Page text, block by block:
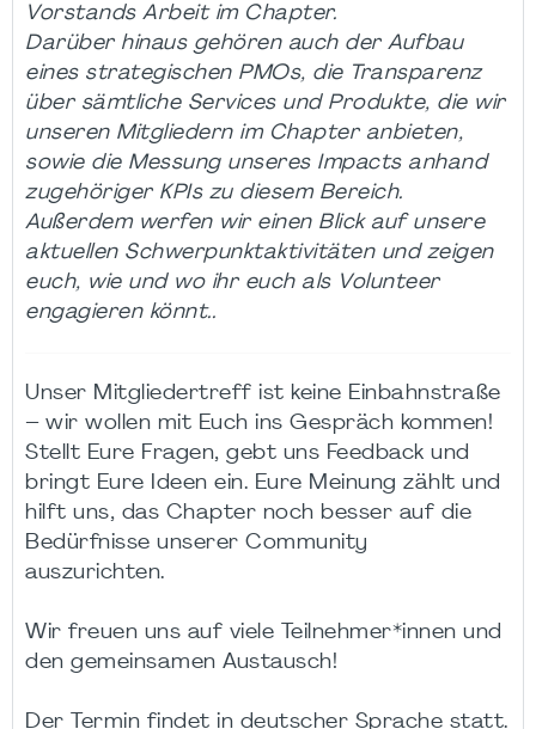
Vorstands Arbeit im Chapter.
Darüber hinaus gehören auch der Aufbau
eines strategischen PMOs, die Transparenz
über sämtliche Services und Produkte, die wir
unseren Mitgliedern im Chapter anbieten,
sowie die Messung unseres Impacts anhand
zugehöriger KPIs zu diesem Bereich.
Außerdem werfen wir einen Blick auf unsere
aktuellen Schwerpunktaktivitäten und zeigen
euch, wie und wo ihr euch als Volunteer
engagieren könnt..
Unser Mitgliedertreff ist keine Einbahnstraße
– wir wollen mit Euch ins Gespräch kommen!
Stellt Eure Fragen, gebt uns Feedback und
bringt Eure Ideen ein. Eure Meinung zählt und
hilft uns, das Chapter noch besser auf die
Bedürfnisse unserer Community
auszurichten.
Wir freuen uns auf viele Teilnehmer*innen und
den gemeinsamen Austausch!
Der Termin findet in deutscher Sprache statt.